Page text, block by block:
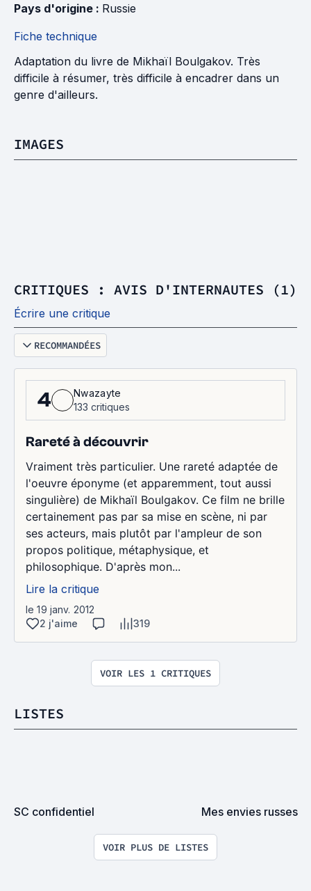
Pays d'origine : Russie
Fiche technique
Adaptation du livre de Mikhaïl Boulgakov. Très
difficile à résumer, très difficile à encadrer dans un
genre d'ailleurs.
IMAGES
CRITIQUES : AVIS D'INTERNAUTES (1)
Écrire une critique
RECOMMANDÉES
4
Nwazayte
133 critiques
Rareté à découvrir
Vraiment très particulier. Une rareté adaptée de
l'oeuvre éponyme (et apparemment, tout aussi
singulière) de Mikhaïl Boulgakov. Ce film ne brille
certainement pas par sa mise en scène, ni par
ses acteurs, mais plutôt par l'ampleur de son
propos politique, métaphysique, et
philosophique. D'après mon...
Lire la critique
le 19 janv. 2012
2 j'aime
319
VOIR LES 1 CRITIQUES
LISTES
SC confidentiel Mes envies russes
VOIR PLUS DE LISTES